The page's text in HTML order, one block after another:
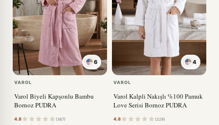
6
VAROL
Varol Biyeli Kapşonlu Bambu
Bornoz PUDRA
4.8 (367)
4
KIRMIZI
VAROL
Varol Kalpli Nakışlı %100 Pamuk
Love Serisi Bornoz PUDRA
4.8 (229)